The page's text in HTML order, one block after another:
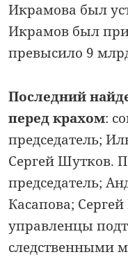
Икрамова был
Икрамов был
превысило 9
Последний
перед крахом:
председатель;
Сергей Шутков.
председатель;
Касапова;
управленцы
следственными